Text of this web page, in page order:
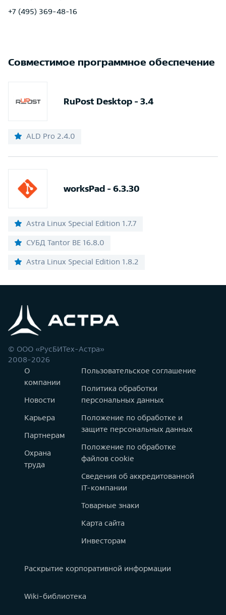
+7 (495) 369-48-16
Совместимое программное обеспечение
RuPost Desktop - 3.4
ALD Pro 2.4.0
worksPad - 6.3.30
Astra Linux Special Edition 1.7.7
СУБД Tantor BE 16.8.0
Astra Linux Special Edition 1.8.2
© ООО «РусБИТех-Астра»
2008-2026
О
компании
Новости
Карьера
Партнерам
Охрана
труда
Пользовательское соглашение
Политика обработки
персональных данных
Положение по обработке и
защите персональных данных
Положение по обработке
файлов cookie
Сведения об аккредитованной
IT-компании
Товарные знаки
Карта сайта
Инвесторам
Раскрытие корпоративной информации
Wiki-библиотека